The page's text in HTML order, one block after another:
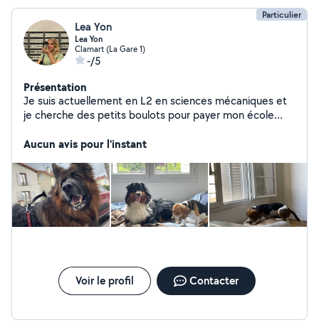
Particulier
Lea Yon
Lea Yon
Clamart (La Gare 1)
-/5
Présentation
Je suis actuellement en L2 en sciences mécaniques et
je cherche des petits boulots pour payer mon école
Aucun avis pour l'instant
Voir le profil Contacter